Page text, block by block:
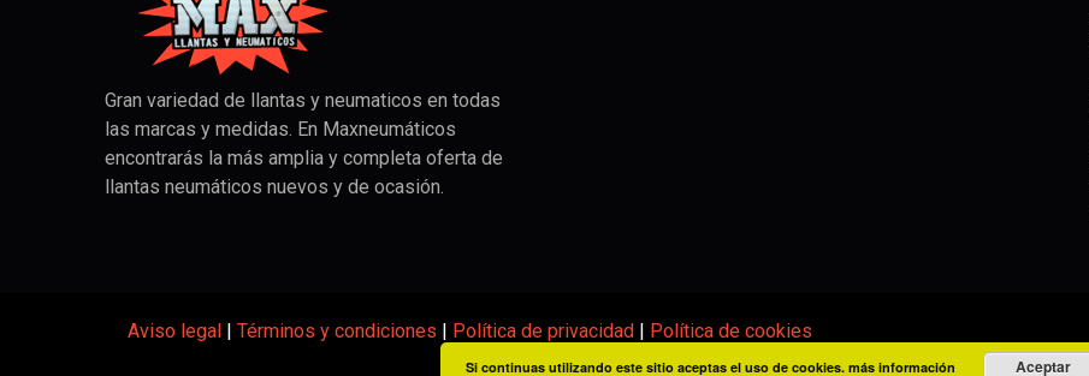
Gran variedad de llantas y neumaticos en todas
las marcas y medidas. En Maxneumáticos
encontrarás la más amplia y completa oferta de
llantas neumáticos nuevos y de ocasión.
Aviso legal| Términos y condiciones | Política de privacidad| Política de cookies
Si continuas utilizando este sitio aceptas el uso de cookies. más información Aceptar